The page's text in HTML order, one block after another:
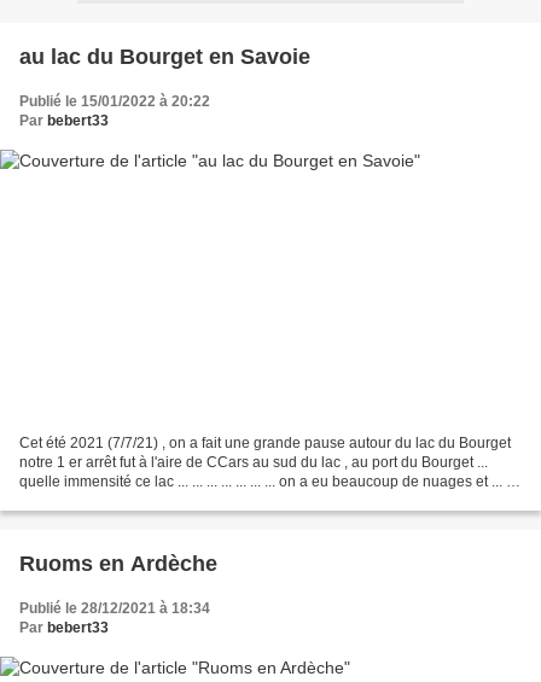
au lac du Bourget en Savoie
Publié le 15/01/2022 à 20:22
Par bebert33
Cet été 2021 (7/7/21) , on a fait une grande pause autour du lac du Bourget
notre 1 er arrêt fut à l'aire de CCars au sud du lac , au port du Bourget ...
quelle immensité ce lac ... ... ... ... ... ... ... on a eu beaucoup de nuages et ... ...
Ruoms en Ardèche
Publié le 28/12/2021 à 18:34
Par bebert33